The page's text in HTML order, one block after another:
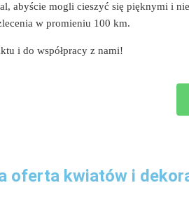
abyście mogli cieszyć się pięknymi i
w promieniu 100 km.
i do współpracy z nami!
oferta kwiatów i